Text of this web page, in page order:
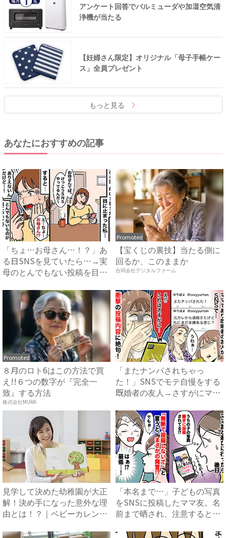
アンケート回答でバルミューダや加湿空気清
浄機が当たる
【妊婦さん限定】オリジナル「母子手帳ケー
ス」全員プレゼント
もっと見る
あなたにおすすめの記事
「ちょ…お母さん…！？」あ
る日SNSを見ていたら…→実
母のとんでもない投稿を目
Promoted
【宝くじの裏技】当たる側に
回るか、このままか
合同会社デジタルファーム
Promoted
８月のロト6はこの方法で買
え!!６つの数字が『完全一
致』する方法
株式会社MURA
「またナンパされちゃっ
た！」SNSでモテ自慢をする
既婚者の友人→さすがにマズ
見学して決めた幼稚園が大正
解！決め手になった意外な理
由とは！？｜ベビーカレンダ
「本名まで…」子どもの写真
をSNSに投稿したママ友。名
前まで晒され、注意すると